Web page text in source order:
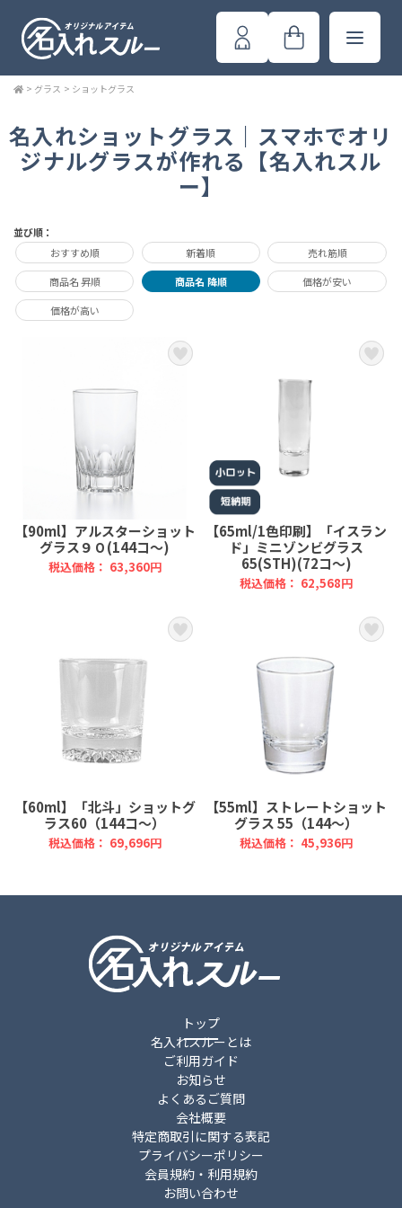
> グラス > ショットグラス
名入れショットグラス｜スマホでオリ
ジナルグラスが作れる【名入れスル
ー】
並び順：
おすすめ順
新着順 売れ筋順
商品名 昇順 商品名 降順 価格が安い
価格が高い
【90ml】アルスターショット
グラス９０(144コ～)
税込価格： 63,360円
【65ml/1色印刷】「イスラン
ド」ミニゾンビグラス
65(STH)(72コ～)
税込価格： 62,568円
【60ml】「北斗」ショットグ
ラス60（144コ～）
税込価格： 69,696円
【55ml】ストレートショット
グラス 55（144～）
税込価格： 45,936円
トップ
名入れスルーとは
ご利用ガイド
お知らせ
よくあるご質問
会社概要
特定商取引に関する表記
プライバシーポリシー
会員規約・利用規約
お問い合わせ